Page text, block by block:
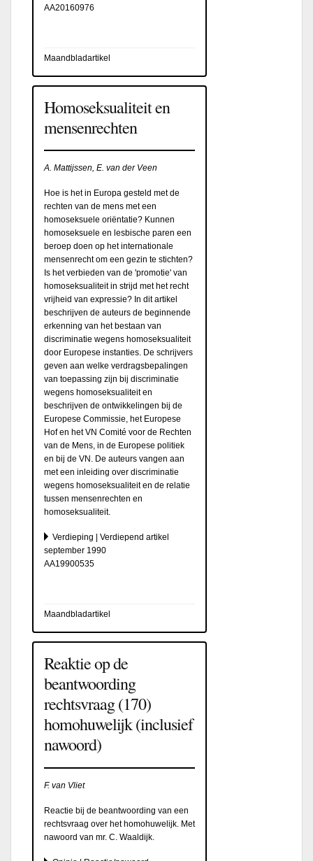
AA20160976
Maandbladartikel
Homoseksualiteit en
mensenrechten
A. Mattijssen, E. van der Veen
Hoe is het in Europa gesteld met de
rechten van de mens met een
homoseksuele oriëntatie? Kunnen
homoseksuele en lesbische paren een
beroep doen op het internationale
mensenrecht om een gezin te stichten?
Is het verbieden van de 'promotie' van
homoseksualiteit in strijd met het recht
vrijheid van expressie? In dit artikel
beschrijven de auteurs de beginnende
erkenning van het bestaan van
discriminatie wegens homoseksualiteit
door Europese instanties. De schrijvers
geven aan welke verdragsbepalingen
van toepassing zijn bij discriminatie
wegens homoseksualiteit en
beschrijven de ontwikkelingen bij de
Europese Commissie, het Europese
Hof en het VN Comité voor de Rechten
van de Mens, in de Europese politiek
en bij de VN. De auteurs vangen aan
met een inleiding over discriminatie
wegens homoseksualiteit en de relatie
tussen mensenrechten en
homoseksualiteit.
Verdieping | Verdiepend artikel
september 1990
AA19900535
Maandbladartikel
Reaktie op de
beantwoording
rechtsvraag (170)
homohuwelijk (inclusief
nawoord)
F. van Vliet
Reactie bij de beantwoording van een
rechtsvraag over het homohuwelijk. Met
nawoord van mr. C. Waaldijk.